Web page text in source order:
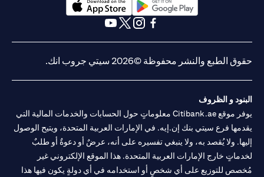
opens in a new tab
opens in a new tab
حقوق الطبع والنشر محفوظة ©2026 سيتي جروب انك.
البنود و الظروف
يوفر موقع Citibank.ae معلوماتٍ حول الحسابات والخدمات المالية التي
يقدمها فرع سيتي بنك إن.إيه. في الإمارات العربية المتحدة، ويتيح الوصول
إليها. ولا يُقصد به، ولا ينبغي تفسيره على أنه، عرضٌ أو دعوةٌ أو طلبٌ
لخدماتٍ خارج الإمارات العربية المتحدة. هذا الموقع الإلكتروني غير
مُخصص للتوزيع على أي شخصٍ أو استخدامه في أي دولةٍ يكون فيها هذا